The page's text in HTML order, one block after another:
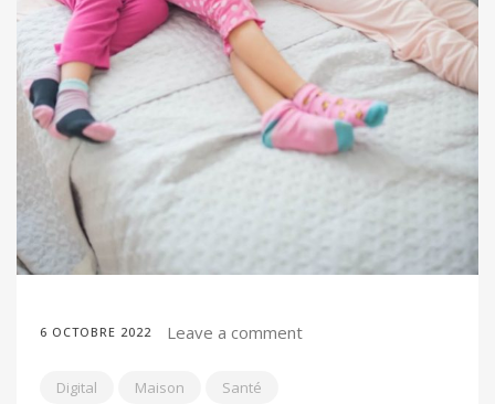
6 OCTOBRE 2022 Leave a comment
Digital Maison Santé